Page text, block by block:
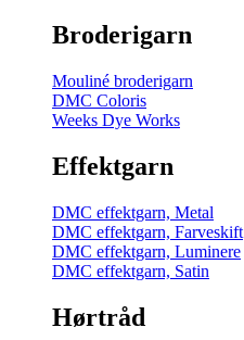
Broderigarn
Mouliné broderigarn
DMC Coloris
Weeks Dye Works
Effektgarn
DMC effektgarn, Metal
DMC effektgarn, Farveskift
DMC effektgarn, Luminere
DMC effektgarn, Satin
Hørtråd